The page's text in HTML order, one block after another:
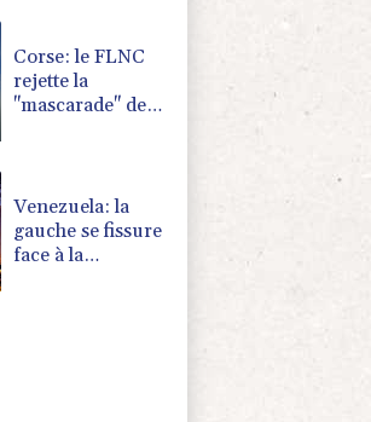
Corse: le FLNC
rejette la
"mascarade" de
venant vivre sur
l'île
Venezuela: la
gauche se fissure
face à la